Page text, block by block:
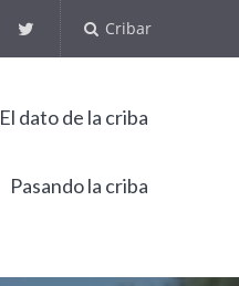
Cribar
El dato de la criba
Pasando la criba